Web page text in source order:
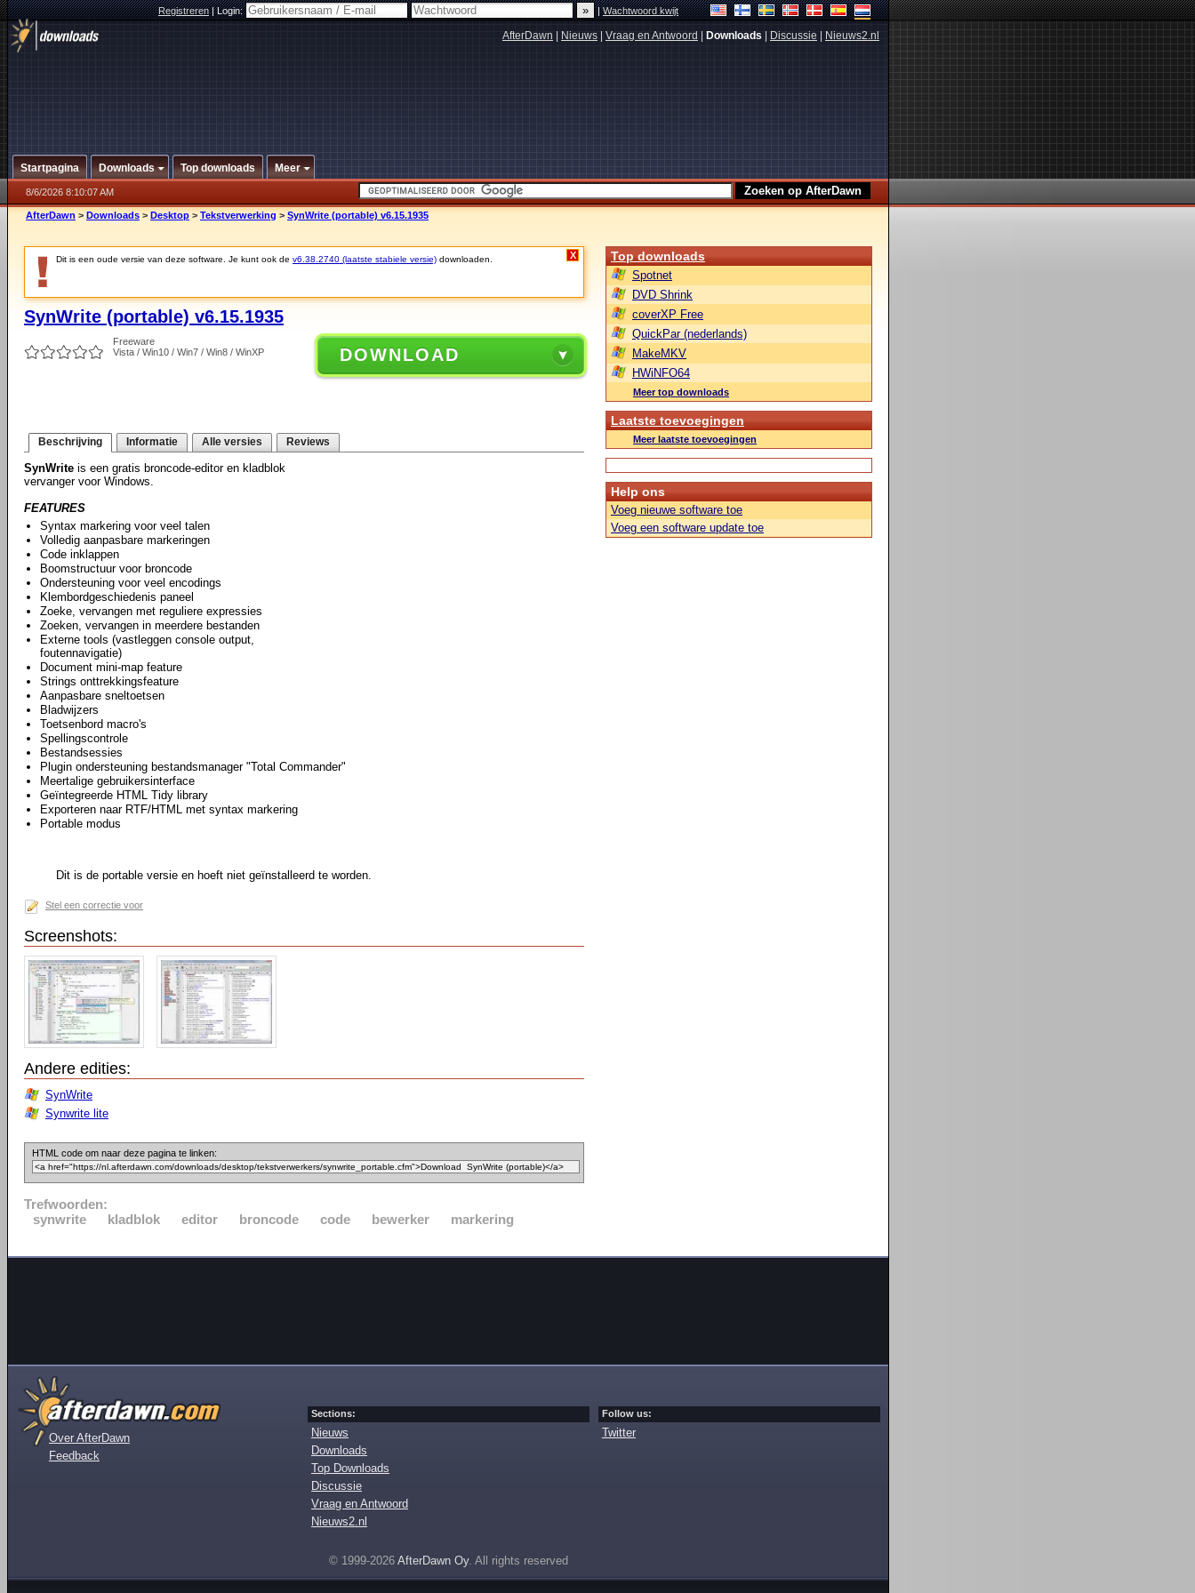
Registreren|Login: |Wachtwoord kwijt
AfterDawn Nieuws Vraag en Antwoord Downloads Discussie Nieuws2.nl
Startpagina Downloads Top downloads Meer
8/6/2026 8:10:07 AM
AfterDawn > Downloads > Desktop > Tekstverwerking > SynWrite (portable) v6.15.1935
Dit is een oude versie van deze software. Je kunt ook de v6.38.2740 (laatste stabiele versie) downloaden. X
SynWrite (portable) v6.15.1935
Freeware
Vista / Win10 / Win7 / Win8 / WinXP
DOWNLOAD
Beschrijving Informatie Alle versies Reviews
SynWrite is een gratis broncode-editor en kladblok
vervanger voor Windows.
FEATURES
Syntax markering voor veel talen
Volledig aanpasbare markeringen
Code inklappen
Boomstructuur voor broncode
Ondersteuning voor veel encodings
Klembordgeschiedenis paneel
Zoeke, vervangen met reguliere expressies
Zoeken, vervangen in meerdere bestanden
Externe tools (vastleggen console output,
foutennavigatie)
Document mini-map feature
Strings onttrekkingsfeature
Aanpasbare sneltoetsen
Bladwijzers
Toetsenbord macro's
Spellingscontrole
Bestandsessies
Plugin ondersteuning bestandsmanager "Total Commander"
Meertalige gebruikersinterface
Geïntegreerde HTML Tidy library
Exporteren naar RTF/HTML met syntax markering
Portable modus
Dit is de portable versie en hoeft niet geïnstalleerd te worden.
Stel een correctie voor
Screenshots:
Andere edities:
SynWrite
Synwrite lite
HTML code om naar deze pagina te linken:
Trefwoorden:
synwrite
kladblok editor broncode code bewerker markering
Top downloads
Spotnet
DVD Shrink
coverXP Free
QuickPar (nederlands)
MakeMKV
HWiNFO64
Meer top downloads
Laatste toevoegingen
Meer laatste toevoegingen
Help ons
Voeg nieuwe software toe
Voeg een software update toe
Over AfterDawn
Feedback
Sections:
Nieuws
Downloads
Top Downloads
Discussie
Vraag en Antwoord
Nieuws2.nl
Follow us:
Twitter
© 1999-2026 AfterDawn Oy. All rights reserved